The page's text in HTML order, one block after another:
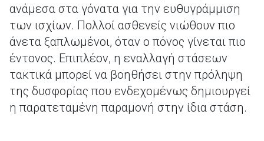
ανάμεσα στα γόνατα για την ευθυγράμμιση
των ισχίων. Πολλοί ασθενείς νιώθουν πιο
άνετα ξαπλωμένοι, όταν ο πόνος γίνεται πιο
έντονος. Επιπλέον, η εναλλαγή στάσεων
τακτικά μπορεί να βοηθήσει στην πρόληψη
της δυσφορίας που ενδεχομένως δημιουργεί
η παρατεταμένη παραμονή στην ίδια στάση.